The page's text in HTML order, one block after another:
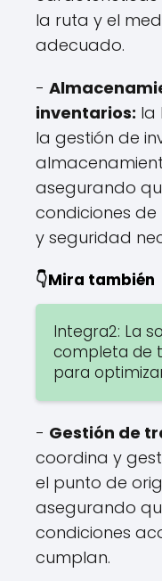
la ruta y el
adecuado.
-
inventarios: la
la gestión de
asegurando
condiciones
y seguridad
👇Mira también
Integra2: La
completa de
para
- Gestión de
coordina y
el punto de
asegurando
condiciones
cumplan.